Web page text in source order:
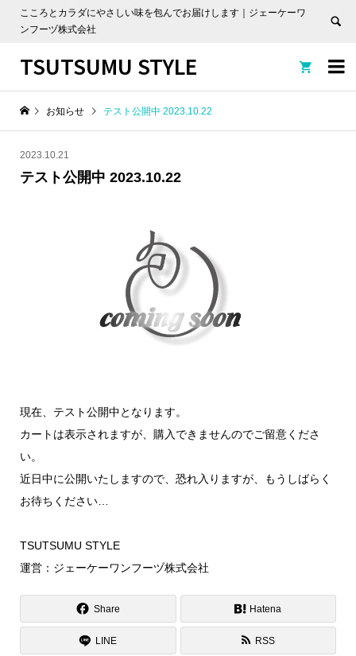
こころとカラダにやさしい味を包んでお届けします｜ジェーケーワ
ンフーヅ株式会社

TSUTSUMU STYLE 
お知らせ テスト公開中 2023.10.22
2023.10.21
テスト公開中 2023.10.22
現在、テスト公開中となります。
カートは表示されますが、購入できませんのでご留意くださ
い。
近日中に公開いたしますので、恐れ入りますが、もうしばらく
お待ちください…
TSUTSUMU STYLE
運営：ジェーケーワンフーヅ株式会社
Share Hatena
LINE RSS